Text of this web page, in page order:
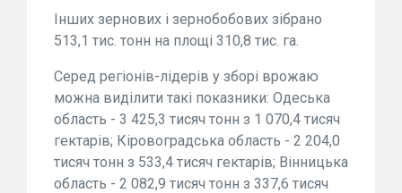
Інших зернових і зернобобових зібрано
513,1 тис. тонн на площі 310,8 тис. га.
Серед регіонів-лідерів у зборі врожаю
можна виділити такі показники: Одеська
область - 3 425,3 тисяч тонн з 1 070,4 тисяч
гектарів; Кіровоградська область - 2 204,0
тисяч тонн з 533,4 тисяч гектарів; Вінницька
область - 2 082,9 тисяч тонн з 337,6 тисяч